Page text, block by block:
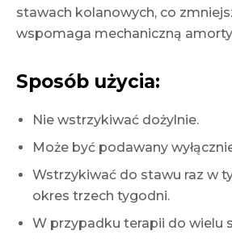
stawach kolanowych, co
wspomaga mechaniczną
Sposób użycia:
Nie wstrzykiwać dożylnie.
Może być podawany
Wstrzykiwać do stawu raz w
okres trzech tygodni.
W przypadku terapii do wielu